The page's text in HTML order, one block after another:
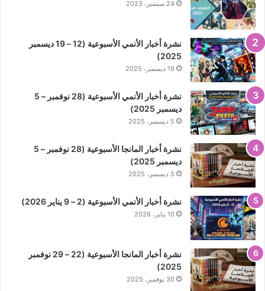
24 سبتمبر، 2023
نشرة أخبار الأنمي الأسبوعية (12 – 19 ديسمبر
2025)
19 ديسمبر، 2025
نشرة أخبار الأنمي الأسبوعية (28 نوفمبر – 5
ديسمبر 2025)
5 ديسمبر، 2025
نشرة أخبار المانجا الأسبوعية (28 نوفمبر – 5
ديسمبر 2025)
5 ديسمبر، 2025
نشرة أخبار الأنمي الأسبوعية (2 – 9 يناير 2026)
10 يناير، 2026
نشرة أخبار المانجا الأسبوعية (22 – 29 نوفمبر
2025)
30 نوفمبر، 2025